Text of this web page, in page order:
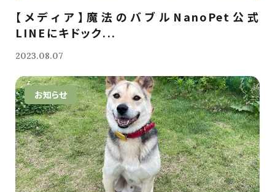
【メディア】魔法のバブルNanoPet公式
LINEにキドック...
2023.08.07
お知らせ